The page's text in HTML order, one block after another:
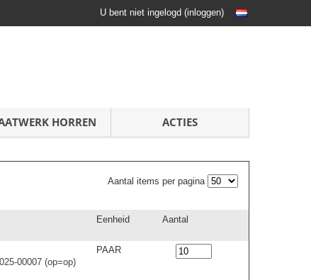
U bent niet ingelogd (inloggen)
HORREN ACTIES
Aantal items per pagina
Eenheid Aantal
00007 (op=op)
PAAR